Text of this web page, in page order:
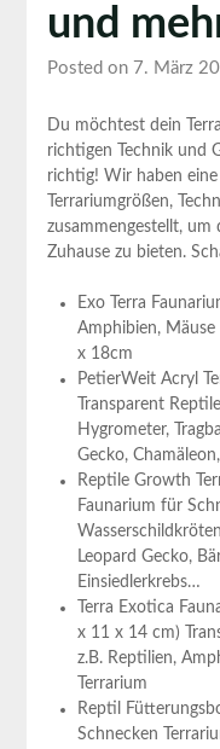
und
Posted on 7. März
Du möchtest dein
richtigen Technik und
richtig! Wir ‌haben
Terrariumgrößen,
zusammengestellt, um​
Zuhause zu ​bieten.
Exo Terra
Amphibien,
x 18cm
PetierWeit Acryl
Transparent
Hygrometer,
Gecko,
Reptile Growth
Faunarium ‍für
Leopard Gecko,
Einsiedlerkrebs…
Terra Exotica
x 11 x 14 ⁣cm)
z.B. ⁣Reptilien,
Terrarium
Reptil
Schnecken